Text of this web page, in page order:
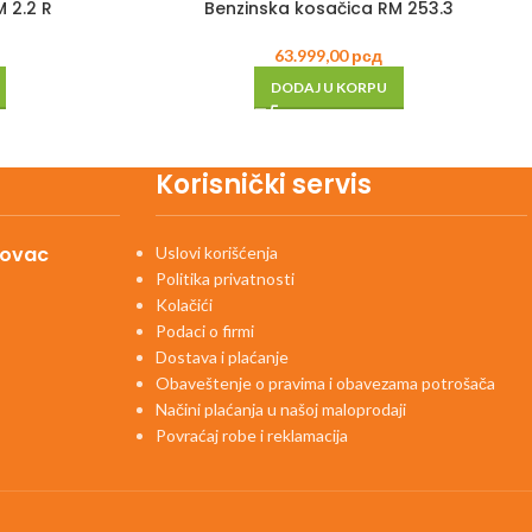
2.2 R Benzinska kosačica RM 253.3
63.999,00рсд
DODAJ U KORPU
Korisnički servis
Uslovi korišćenja
Politika privatnosti
Kolačići
Podaci o firmi
Dostava i plaćanje
Obaveštenje o pravima i obavezama potrošača
Načini plaćanja u našoj maloprodaji
Povraćaj robe i reklamacija